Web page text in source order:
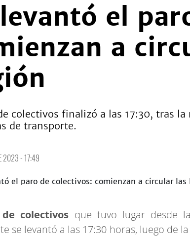
el
a
colectivos finalizó a las 17:30, tras
de transporte.
2023 - 17:49
colectivos que tuvo lugar desde
se levantó a las 17:30 horas, luego de